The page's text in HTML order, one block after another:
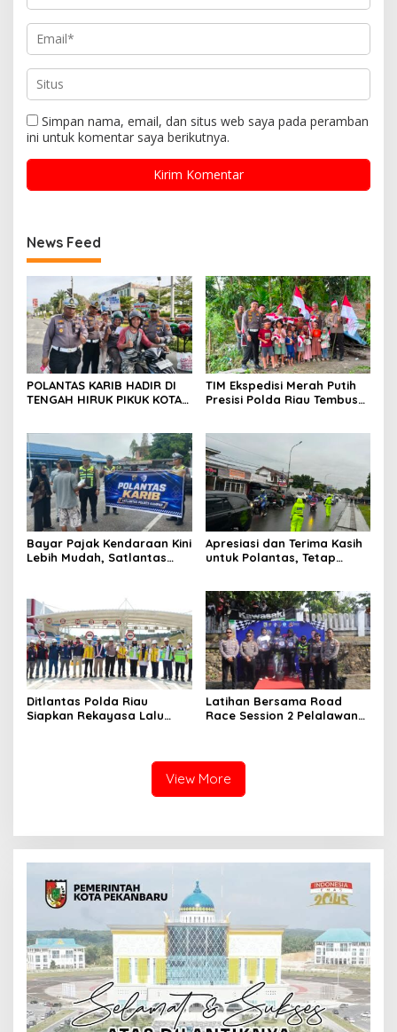
Simpan nama, email, dan situs web saya pada peramban
ini untuk komentar saya berikutnya.
News Feed
POLANTAS KARIB HADIR DI
TENGAH HIRUK PIKUK KOTA
SEMANGAT KESELAMATAN,
NASIONALISME DAN GREEN
POLICING JELANG HUT KE-81
RI
TIM Ekspedisi Merah Putih
Presisi Polda Riau Tembus
Putih Hadirkan Kepedulian
Nyata untuk Negeri
Bayar Pajak Kendaraan Kini
Lebih Mudah, Satlantas
Program Pemutihan
Apresiasi dan Terima Kasih
untuk Polantas, Tetap
Ditlantas Polda Riau
Siapkan Rekayasa Lalu
Keselamatan Masyarakat
Latihan Bersama Road
Race Session 2 Pelalawan
dan Gerakkan Ekonomi
UMKM
View More